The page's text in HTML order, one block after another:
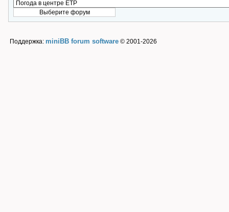
Поддержка: miniBB forum software © 2001-2026